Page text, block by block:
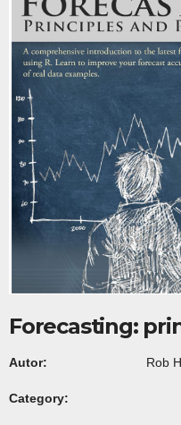
Forecasting:
Autor: Rob
Category: